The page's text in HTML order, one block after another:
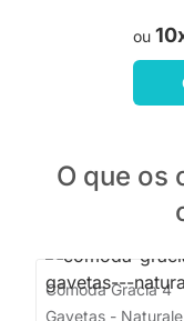
ou
O que os
Cômoda Gracia 4
Gavetas - Naturale